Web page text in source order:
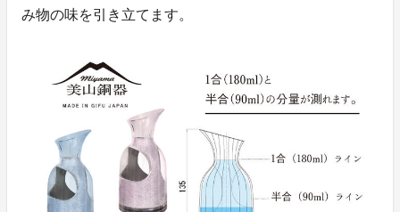
み物の味を引き立てます。